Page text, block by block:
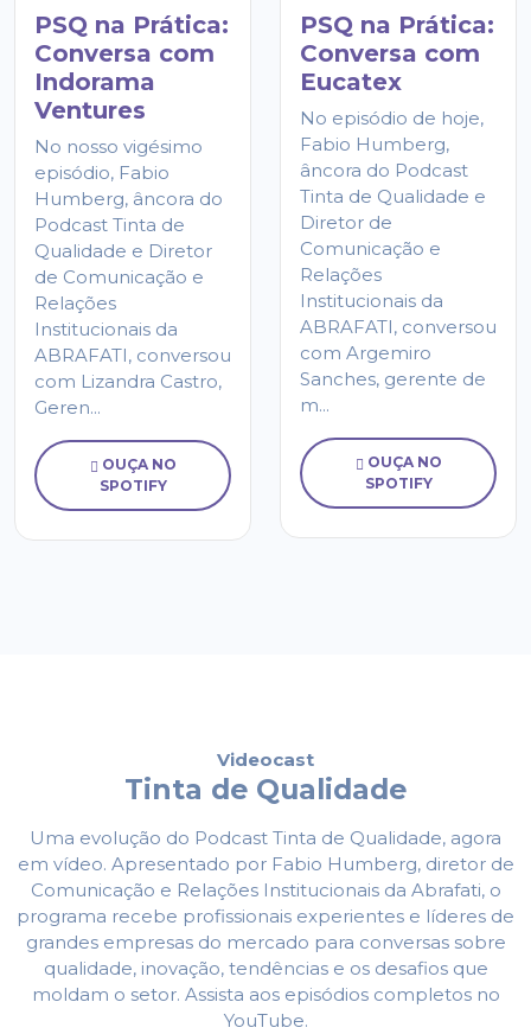
PSQ na Prática:
Conversa com
Indorama
Ventures
No nosso vigésimo
episódio, Fabio
Humberg, âncora do
Podcast Tinta de
Qualidade e Diretor
de Comunicação e
Relações
Institucionais da
ABRAFATI, conversou
com Lizandra Castro,
Geren...
OUÇA NO
SPOTIFY
PSQ na Prática:
Conversa com
Eucatex
No episódio de hoje,
Fabio Humberg,
âncora do Podcast
Tinta de Qualidade e
Diretor de
Comunicação e
Relações
Institucionais da
ABRAFATI, conversou
com Argemiro
Sanches, gerente de
m...
OUÇA NO
SPOTIFY
Videocast
Tinta de Qualidade
Uma evolução do Podcast Tinta de Qualidade, agora
em vídeo. Apresentado por Fabio Humberg, diretor de
Comunicação e Relações Institucionais da Abrafati, o
programa recebe profissionais experientes e líderes de
grandes empresas do mercado para conversas sobre
qualidade, inovação, tendências e os desafios que
moldam o setor. Assista aos episódios completos no
YouTube.